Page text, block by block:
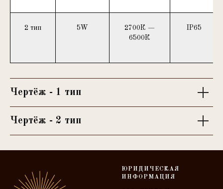
2 тип 5W
2700К —
6500К
IP65
Чертёж - 1 тип
Чертёж - 2 тип
ЮРИДИЧЕСКАЯ
ИНФОРМАЦИЯ